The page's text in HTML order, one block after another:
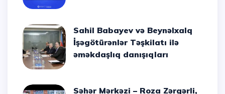
Sahil Babayev və Beynəlxalq
İşəgötürənlər Təşkilatı ilə
əməkdaşlıq danışıqları
Səhər Mərkəzi – Roza Zərgərli,